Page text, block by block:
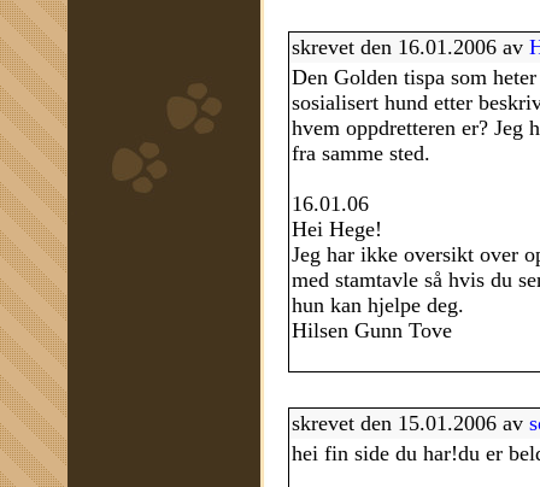
skrevet den 16.01.2006 av
Den Golden tispa som
sosialisert hund etter
hvem oppdretteren er? Jeg
fra samme sted.
16.01.06
Hei Hege!
Jeg har ikke oversikt over
med stamtavle så hvis du
hun kan hjelpe deg.
Hilsen Gunn Tove
skrevet den 15.01.2006 av
hei fin side du har!du er